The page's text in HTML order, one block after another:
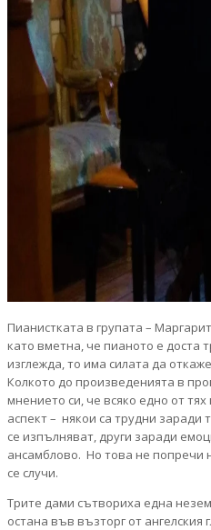
Пианистката в групата –
като вметна, че пианото е доста
изглежда, то има силата да
Колкото до произведенията в
мнението си, че всяко едно от
аспект – някои са трудни заради
се изпълняват, други заради
ансамблово. Но това не попречи
се случи.
Трите дами сътвориха една
остана във възторг от ангелския